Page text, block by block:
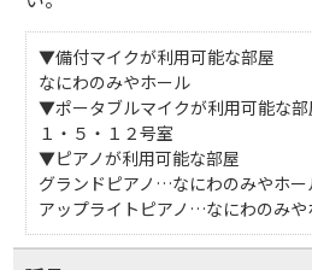
▼備付マイクが利用可能な部屋
なにわのみやホール
▼ポータブルマイクが利用可能な部
１・５・１２号室
▼ピアノが利用可能な部屋
グランドピアノ…なにわのみやホー
アップライトピアノ…なにわのみや